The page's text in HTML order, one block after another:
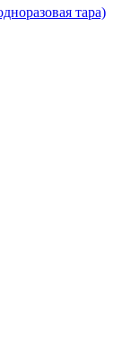
тара)